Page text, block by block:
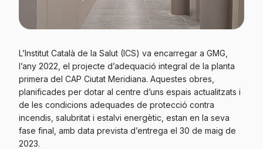
L’Institut Català de la Salut (ICS) va encarregar a GMG,
l’any 2022, el projecte d’adequació integral de la planta
primera del CAP Ciutat Meridiana. Aquestes obres,
planificades per dotar al centre d’uns espais actualitzats i
de les condicions adequades de protecció contra
incendis, salubritat i estalvi energètic, estan en la seva
fase final, amb data prevista d’entrega el 30 de maig de
2023.